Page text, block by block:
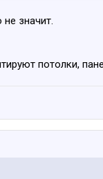
значит.
потолки,